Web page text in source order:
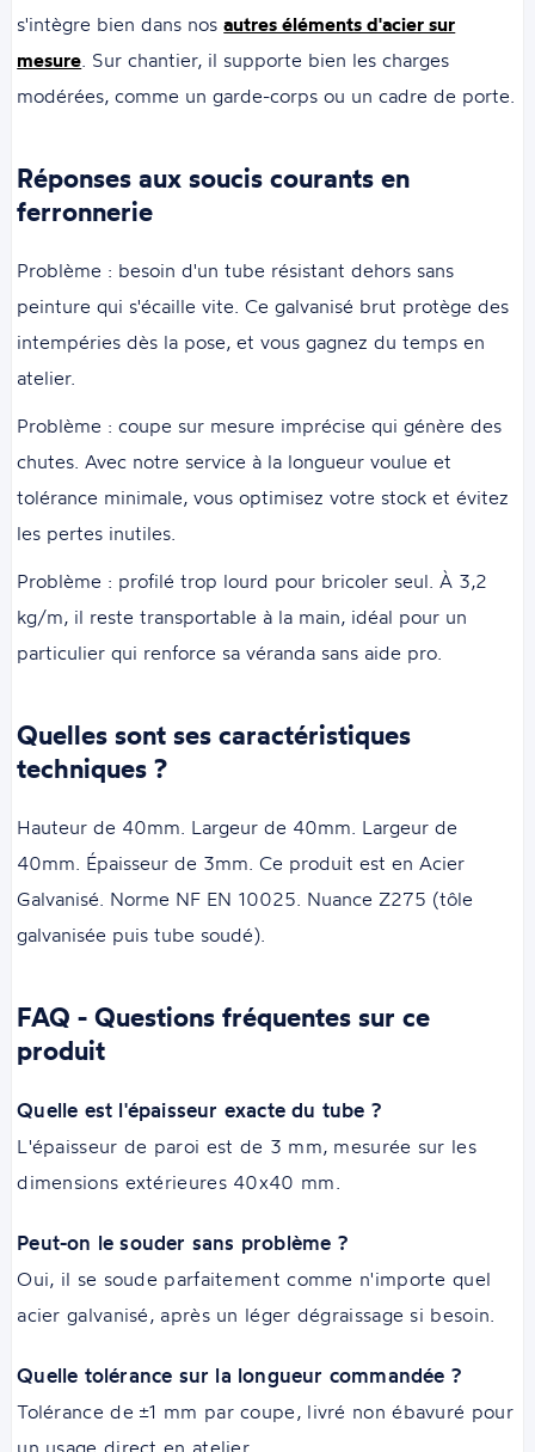
s'intègre bien dans nosautres éléments d'acier sur
mesure. Sur chantier, il supporte bien les charges
modérées, comme un garde-corps ou un cadre de porte.
Réponses aux soucis courants en
ferronnerie
Problème : besoin d'un tube résistant dehors sans
peinture qui s'écaille vite. Ce galvanisé brut protège des
intempéries dès la pose, et vous gagnez du temps en
atelier.
Problème : coupe sur mesure imprécise qui génère des
chutes. Avec notre service à la longueur voulue et
tolérance minimale, vous optimisez votre stock et évitez
les pertes inutiles.
Problème : profilé trop lourd pour bricoler seul. À 3,2
kg/m, il reste transportable à la main, idéal pour un
particulier qui renforce sa véranda sans aide pro.
Quelles sont ses caractéristiques
techniques ?
Hauteur de 40mm. Largeur de 40mm. Largeur de
40mm. Épaisseur de 3mm. Ce produit est en Acier
Galvanisé. Norme NF EN 10025. Nuance Z275 (tôle
galvanisée puis tube soudé).
FAQ - Questions fréquentes sur ce
produit
Quelle est l'épaisseur exacte du tube ?
L'épaisseur de paroi est de 3 mm, mesurée sur les
dimensions extérieures 40x40 mm.
Peut-on le souder sans problème ?
Oui, il se soude parfaitement comme n'importe quel
acier galvanisé, après un léger dégraissage si besoin.
Quelle tolérance sur la longueur commandée ?
Tolérance de ±1 mm par coupe, livré non ébavuré pour